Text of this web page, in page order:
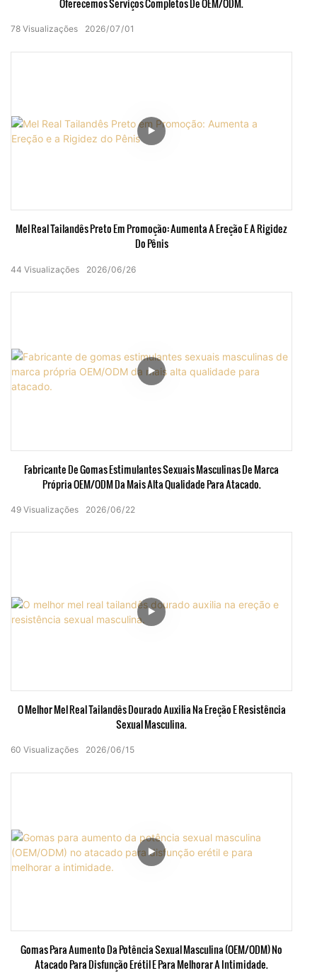
Oferecemos Serviços Completos De OEM/ODM.
2026 07 01
78 Visualizações
Mel Real Tailandês Preto Em Promoção: Aumenta A Ereção E A Rigidez
Do Pênis
2026 06 26
44 Visualizações
Fabricante De Gomas Estimulantes Sexuais Masculinas De Marca
Própria OEM/ODM Da Mais Alta Qualidade Para Atacado.
2026 06 22
49 Visualizações
O Melhor Mel Real Tailandês Dourado Auxilia Na Ereção E Resistência
Sexual Masculina.
2026 06 15
60 Visualizações
Gomas Para Aumento Da Potência Sexual Masculina (OEM/ODM) No
Atacado Para Disfunção Erétil E Para Melhorar A Intimidade.